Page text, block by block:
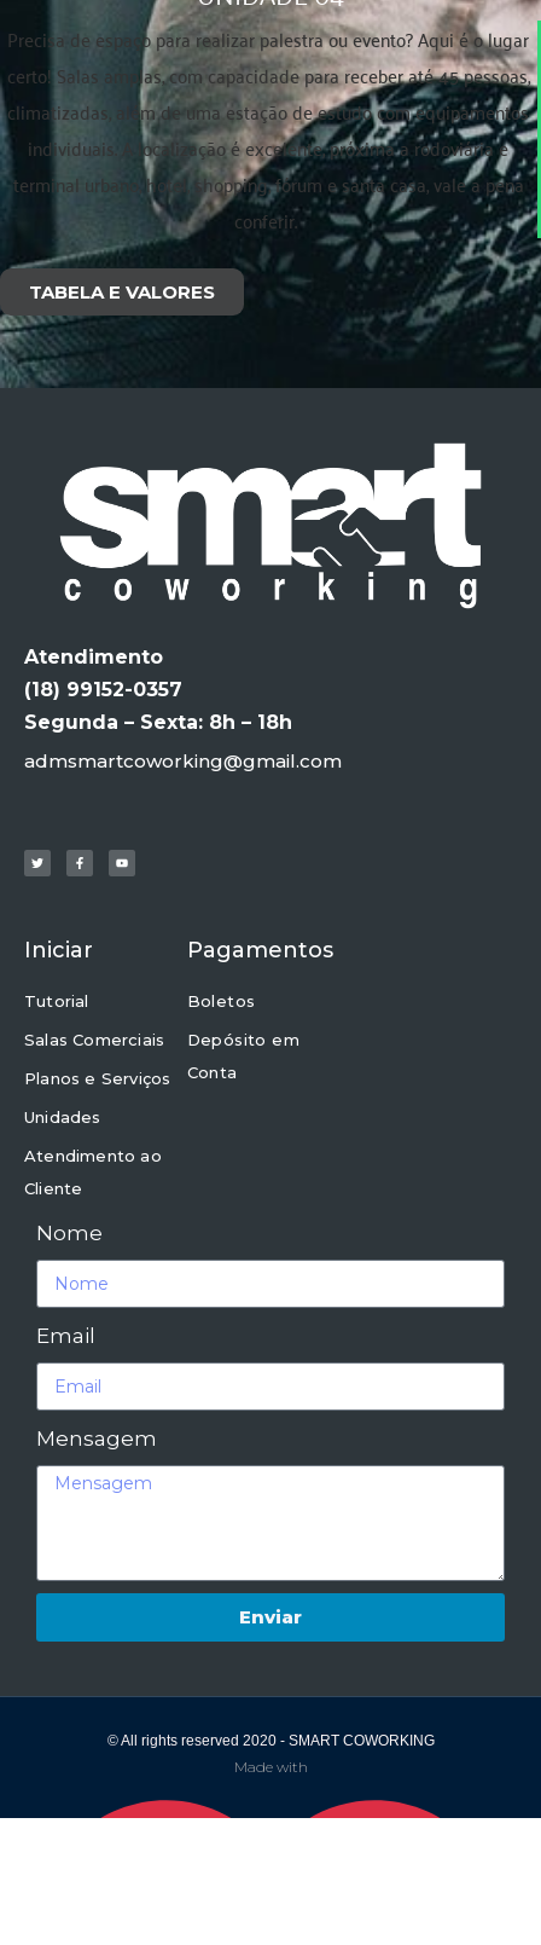
Precisa de espaço para realizar palestra ou evento? Aqui é o lugar
certo! Salas amplas, com capacidade para receber até 45 pessoas,
climatizadas, além de uma estação de estudo com equipamentos
individuais. A localização é excelente, próxima a rodoviária e
terminal urbano, hotel, shopping, fórum e santa casa, vale a pena
conferir.
TABELA E VALORES
Atendimento
(18) 99152-0357
Segunda – Sexta: 8h – 18h
admsmartcoworking@gmail.com
Iniciar
Tutorial
Salas Comerciais
Planos e Serviços
Unidades
Atendimento ao
Cliente
Pagamentos
Boletos
Depósito em
Conta
Nome
Email
Mensagem
Enviar
© All rights reserved 2020 - SMART COWORKING
Made with